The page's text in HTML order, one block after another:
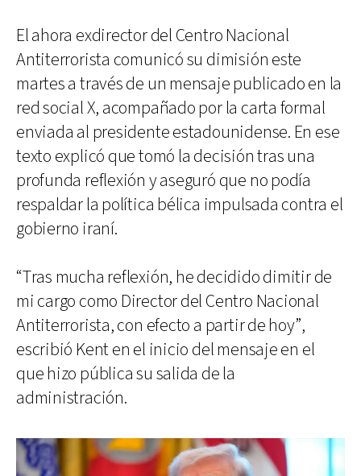
El ahora exdirector del Centro Nacional
Antiterrorista comunicó su dimisión este
martes a través de un mensaje publicado en la
red social X, acompañado por la carta formal
enviada al presidente estadounidense. En ese
texto explicó que tomó la decisión tras una
profunda reflexión y aseguró que no podía
respaldar la política bélica impulsada contra el
gobierno iraní.
“Tras mucha reflexión, he decidido dimitir de
mi cargo como Director del Centro Nacional
Antiterrorista, con efecto a partir de hoy”,
escribió Kent en el inicio del mensaje en el
que hizo pública su salida de la
administración.